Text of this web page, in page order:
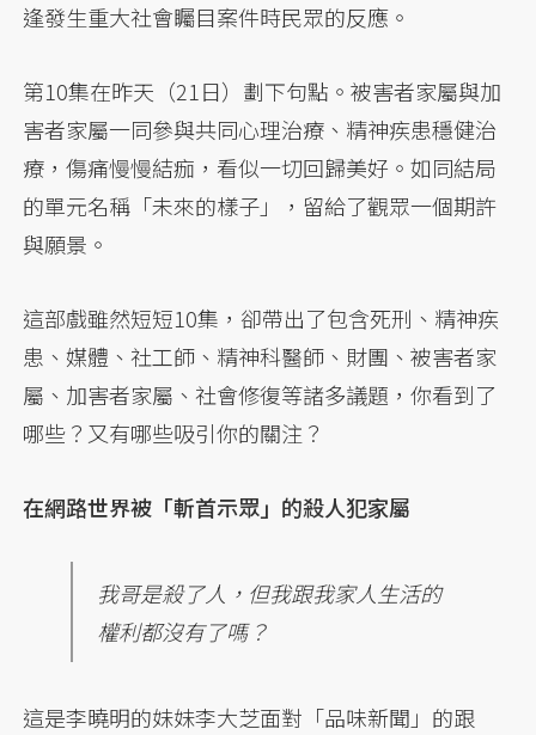
逢發生重大社會矚目案件時民眾的反應。
第10集在昨天（21日）劃下句點。被害者家屬與加
害者家屬一同參與共同心理治療、精神疾患穩健治
療，傷痛慢慢結痂，看似一切回歸美好。如同結局
的單元名稱「未來的樣子」，留給了觀眾一個期許
與願景。
這部戲雖然短短10集，卻帶出了包含死刑、精神疾
患、媒體、社工師、精神科醫師、財團、被害者家
屬、加害者家屬、社會修復等諸多議題，你看到了
哪些？又有哪些吸引你的關注？
在網路世界被「斬首示眾」的殺人犯家屬
我哥是殺了人，但我跟我家人生活的
權利都沒有了嗎？
這是李曉明的妹妹李大芝面對「品味新聞」的跟